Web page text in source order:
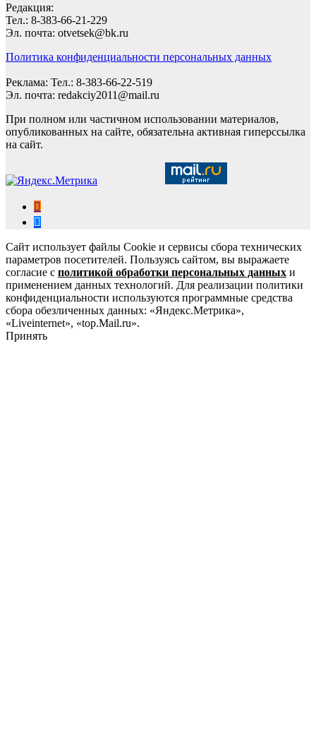
Редакция:
Тел.: 8-383-66-21-229
Эл. почта: otvetsek@bk.ru
Политика конфиденциальности персональных данных
Реклама: Тел.: 8-383-66-22-519
Эл. почта: redakciy2011@mail.ru
При полном или частичном использовании материалов,
опубликованных на сайте, обязательна активная гиперссылка
на сайт.
Сайт использует файлы Cookie и сервисы сбора технических
параметров посетителей. Пользуясь сайтом, вы выражаете
согласие с политикой обработки персональных данных и
применением данных технологий. Для реализации политики
конфиденциальности используются программные средства
сбора обезличенных данных: «Яндекс.Метрика»,
«Liveinternet», «top.Mail.ru».
Принять